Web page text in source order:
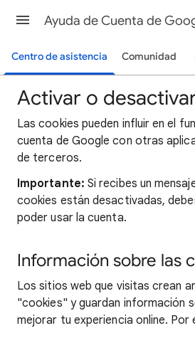
Ayuda de Cuenta de
Centro de asistencia Comunidad
Activar o
Las cookies pueden influir en el
cuenta de Google con otras
de terceros.
Importante: Si recibes un
cookies están desactivadas,
poder usar la cuenta.
Información sobre las
Los sitios web que visitas crean
"cookies" y guardan información
mejorar tu experiencia online. Por